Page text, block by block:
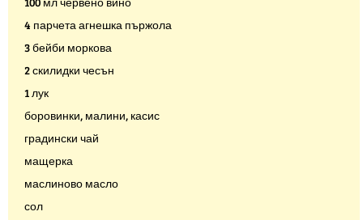
4 парчета агнешка пържола
3 бейби моркова
2 скилидки чесън
1 лук
боровинки, малини, касис
градински чай
мащерка
маслиново масло
сол